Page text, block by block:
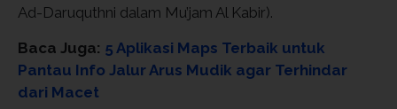
Ad-Daruquthni dalam Mu’jam Al Kabir).
Baca Juga: 5 Aplikasi Maps Terbaik untuk
Pantau Info Jalur Arus Mudik agar Terhindar
dari Macet